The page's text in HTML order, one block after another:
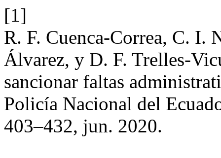
[1]
R. F. Cuenca-Correa, C. I.
Álvarez, y D. F. Trelles-
sancionar faltas
Policía Nacional del
403–432, jun. 2020.